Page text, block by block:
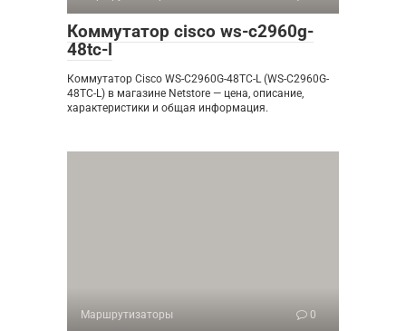
Коммутатор cisco ws-c2960g-
48tc-l
Коммутатор Cisco WS-C2960G-48TC-L (WS-C2960G-
48TC-L) в магазине Netstore — цена, описание,
характеристики и общая информация.
Маршрутизаторы 0